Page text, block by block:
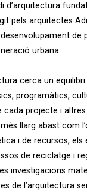
d’arquitectura
pels arquitectes
de
urbana.
cerca un
programàtics,
cada projecte i
llarg abast com
i de recursos,
de reciclatge i
investigacions
de l’arquitectura